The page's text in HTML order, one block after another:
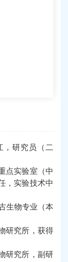
，研究员（二
点实验室（中
，实验技术中
生物专业（本
研究所，获得
研究所，副研